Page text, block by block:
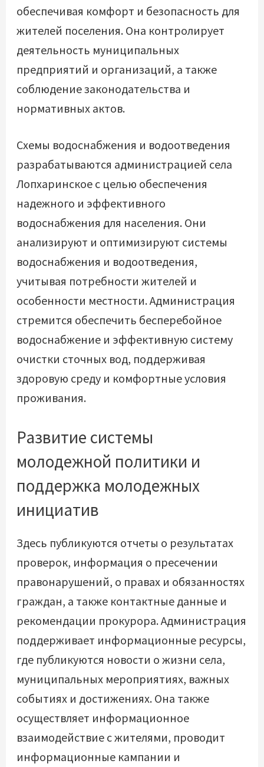
обеспечивая комфорт и безопасность для
жителей поселения. Она контролирует
деятельность муниципальных
предприятий и организаций, а также
соблюдение законодательства и
нормативных актов.
Схемы водоснабжения и водоотведения
разрабатываются администрацией села
Лопхаринское с целью обеспечения
надежного и эффективного
водоснабжения для населения. Они
анализируют и оптимизируют системы
водоснабжения и водоотведения,
учитывая потребности жителей и
особенности местности. Администрация
стремится обеспечить бесперебойное
водоснабжение и эффективную систему
очистки сточных вод, поддерживая
здоровую среду и комфортные условия
проживания.
Развитие системы
молодежной политики и
поддержка молодежных
инициатив
Здесь публикуются отчеты о результатах
проверок, информация о пресечении
правонарушений, о правах и обязанностях
граждан, а также контактные данные и
рекомендации прокурора. Администрация
поддерживает информационные ресурсы,
где публикуются новости о жизни села,
муниципальных мероприятиях, важных
событиях и достижениях. Она также
осуществляет информационное
взаимодействие с жителями, проводит
информационные кампании и